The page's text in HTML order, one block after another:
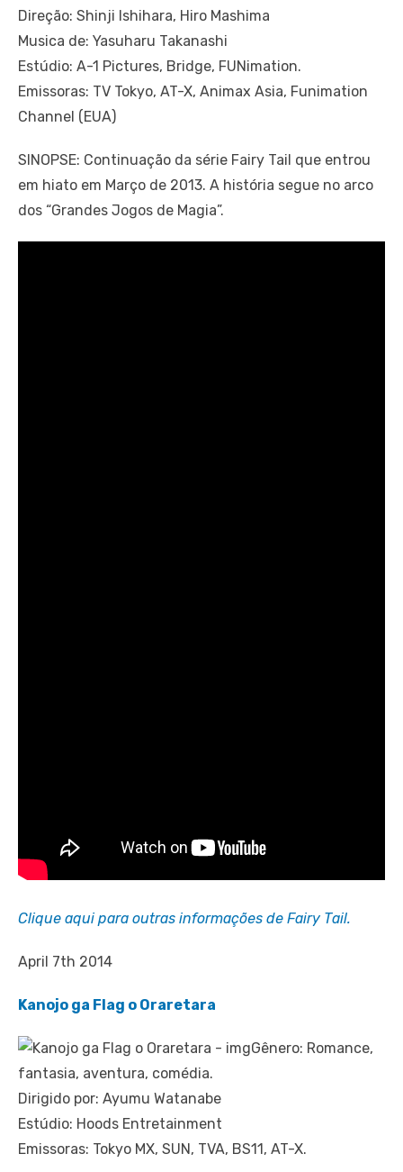
Direção: Shinji Ishihara, Hiro Mashima
Musica de: Yasuharu Takanashi
Estúdio: A-1 Pictures, Bridge, FUNimation.
Emissoras: TV Tokyo, AT-X, Animax Asia, Funimation
Channel (EUA)
SINOPSE: Continuação da série Fairy Tail que entrou
em hiato em Março de 2013. A história segue no arco
dos “Grandes Jogos de Magia”.
Clique aqui para outras informações de Fairy Tail.
April 7th 2014
Kanojo ga Flag o Oraretara
Gênero: Romance,
fantasia, aventura, comédia.
Dirigido por: Ayumu Watanabe
Estúdio: Hoods Entretainment
Emissoras: Tokyo MX, SUN, TVA, BS11, AT-X.